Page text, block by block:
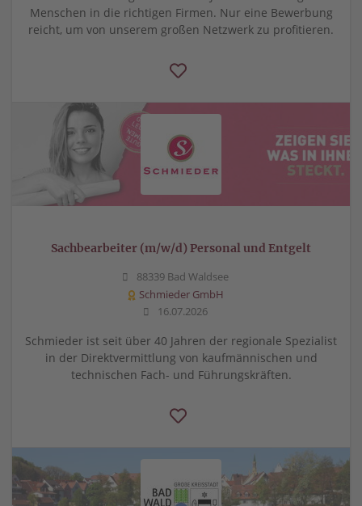
Menschen in die richtigen Firmen. Nur eine Bewerbung
reicht, um von unserem großen Netzwerk zu profitieren.
Sachbearbeiter (m/w/d) Personal und Entgelt
88339 Bad Waldsee
Schmieder GmbH
16.07.2026
Schmieder ist seit über 40 Jahren der regionale Spezialist
in der Direktvermittlung von kaufmännischen und
technischen Fach- und Führungskräften.